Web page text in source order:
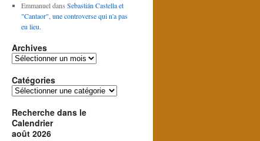
Emmanueldans Sebastián Castella et
"Cantaor", une controverse qui n'a pas
eu lieu.
Archives
Archives
Catégories
Catégories
Recherche dans le
Calendrier
août 2026